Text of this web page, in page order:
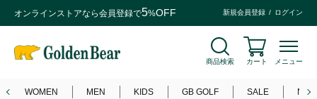
オンラインストアなら会員登録で5%OFF 新規会員登録 ログイン
商品検索 カート メニュー
WOMEN MEN KIDS GB GOLF SALE